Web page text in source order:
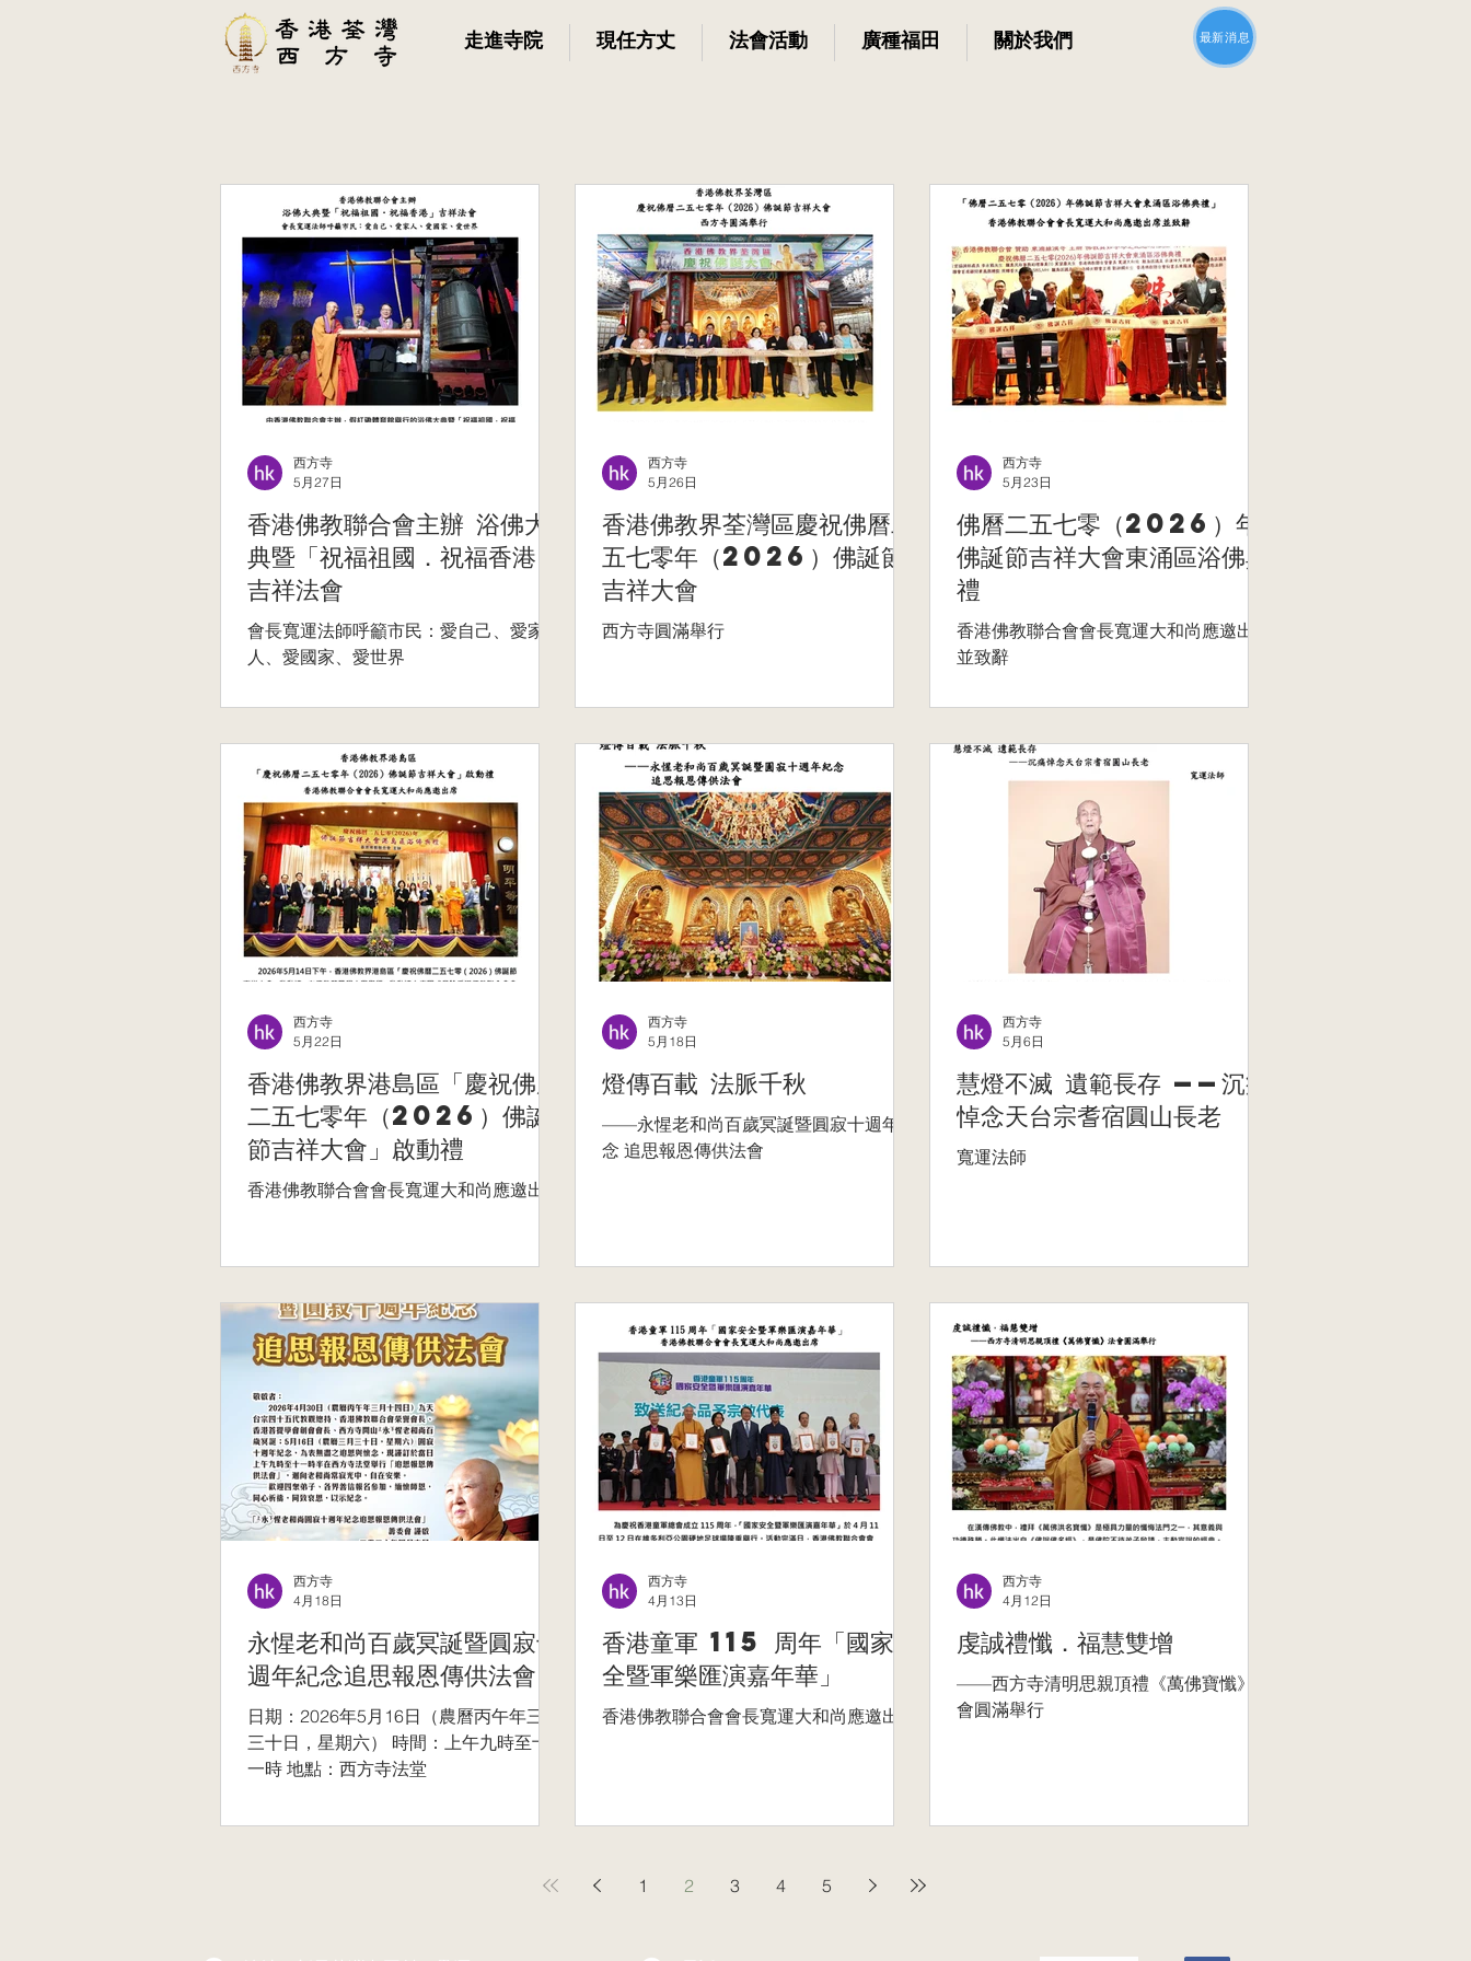
走進寺院 現任方丈 法會活動 廣種福田 關於我們 最新消息
香港佛教聯合會主辦 浴佛大
典暨「祝福祖國．祝福香港」
吉祥法會
會長寬運法師呼籲市民：愛自己、愛家
人、愛國家、愛世界
西方寺
5月27日
香港佛教界荃灣區慶祝佛曆二
五七零年（2026）佛誕節
吉祥大會
西方寺圓滿舉行
西方寺
5月26日
佛曆二五七零（2026）年
佛誕節吉祥大會東涌區浴佛典
禮
香港佛教聯合會會長寬運大和尚應邀出席
並致辭
西方寺
5月23日
香港佛教界港島區「慶祝佛曆
二五七零年（2026）佛誕
節吉祥大會」啟動禮
香港佛教聯合會會長寬運大和尚應邀出席
西方寺
5月22日
燈傳百載 法脈千秋
——永惺老和尚百歲冥誕暨圓寂十週年紀
念 追思報恩傳供法會
西方寺
5月18日
慧燈不滅 遺範長存 ——沉痛
悼念天台宗耆宿圓山長老
寬運法師
西方寺
5月6日
永惺老和尚百歲冥誕暨圓寂十
週年紀念追思報恩傳供法會
日期：2026年5月16日（農曆丙午年三月
三十日，星期六） 時間：上午九時至十
一時 地點：西方寺法堂
西方寺
4月18日
香港童軍 115 周年「國家安
全暨軍樂匯演嘉年華」
香港佛教聯合會會長寬運大和尚應邀出席
西方寺
4月13日
虔誠禮懺．福慧雙增
——西方寺清明思親頂禮《萬佛寶懺》法
會圓滿舉行
西方寺
4月12日
1 2 3 4 5